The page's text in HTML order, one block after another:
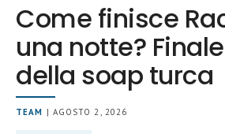
Come finisce
una notte?
della soap turca
TEAM | AGOSTO 2, 2026